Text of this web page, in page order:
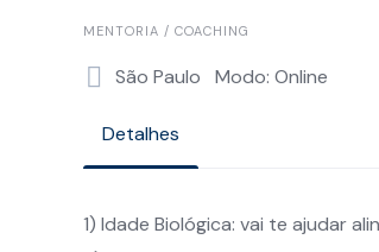
MENTORIA / COACHING
São Paulo Modo: Online
Detalhes
1) Idade Biológica: vai te ajudar